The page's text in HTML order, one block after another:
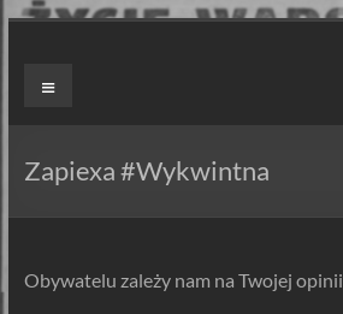
Skip
ZAPIEXY
–
SMAK
Menu
Zapiexa #Wykwintna
Obywatelu zależy nam na Twojej opinii